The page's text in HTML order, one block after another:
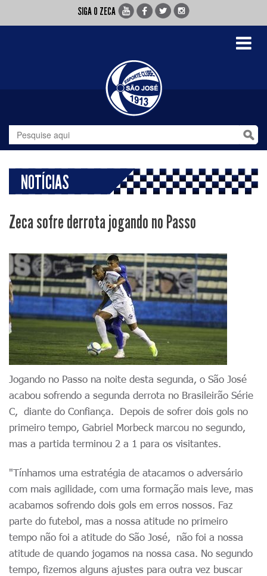
SIGA O ZECA
Toggle
NOTÍCIAS
Zeca sofre derrota jogando no Passo
Jogando no Passo na noite desta segunda, o São José
acabou sofrendo a segunda derrota no Brasileirão Série
C, diante do Confiança. Depois de sofrer dois gols no
primeiro tempo, Gabriel Morbeck marcou no segundo,
mas a partida terminou 2 a 1 para os visitantes.
"Tínhamos uma estratégia de atacamos o adversário
com mais agilidade, com uma formação mais leve, mas
acabamos sofrendo dois gols em erros nossos. Faz
parte do futebol, mas a nossa atitude no primeiro
tempo não foi a atitude do São José, não foi a nossa
atitude de quando jogamos na nossa casa. No segundo
tempo, fizemos alguns ajustes para outra vez buscar